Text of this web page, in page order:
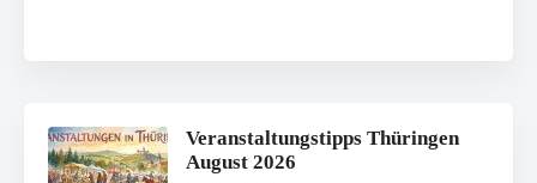
Veranstaltungstipps Thüringen
August 2026